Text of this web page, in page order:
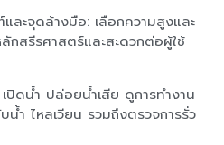
ะจุดล้างมือ: เลือกความสูงและ
กสรีรศาสตร์และสะดวกต่อผู้ใช้
ปิดน้ำ ปล่อยน้ำเสีย ดูการทำงาน
น้ำ ไหลเวียน รวมถึงตรวจการรั่ว